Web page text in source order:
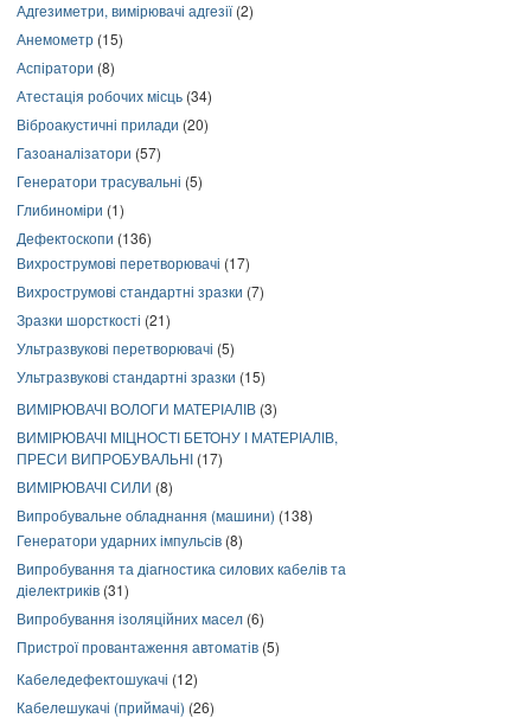
Адгезиметри, вимірювачі адгезії(2)
Анемометр (15)
Аспіратори (8)
Атестація робочих місць (34)
Віброакустичні прилади (20)
Газоаналізатори (57)
Генератори трасувальні (5)
Глибиноміри (1)
Дефектоскопи (136)
Вихрострумові перетворювачі (17)
Вихрострумові стандартні зразки (7)
Зразки шорсткості (21)
Ультразвукові перетворювачі (5)
Ультразвукові стандартні зразки (15)
ВИМІРЮВАЧІ ВОЛОГИ МАТЕРІАЛІВ (3)
ВИМІРЮВАЧІ МІЦНОСТІ БЕТОНУ І МАТЕРІАЛІВ,
ПРЕСИ ВИПРОБУВАЛЬНІ (17)
ВИМІРЮВАЧІ СИЛИ (8)
Випробувальне обладнання (машини) (138)
Генератори ударних імпульсів (8)
Випробування та діагностика силових кабелів та
діелектриків (31)
Випробування ізоляційних масел (6)
Пристрої провантаження автоматів (5)
Кабеледефектошукачі (12)
Кабелешукачі (приймачі) (26)